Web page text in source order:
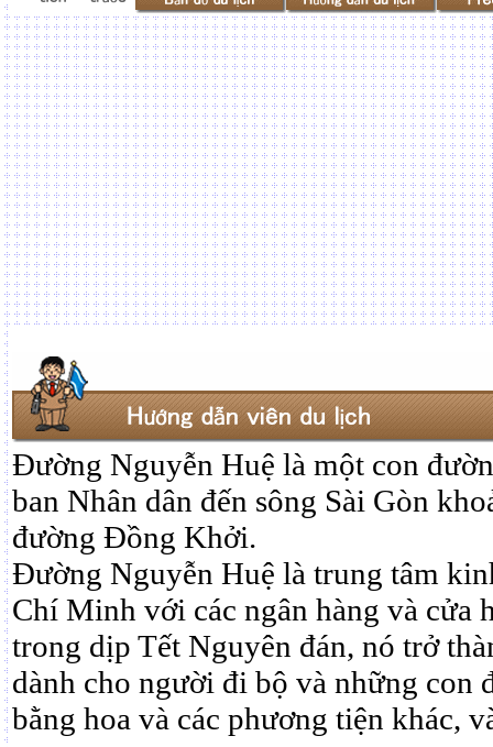
Đường Nguyễn Huệ là một con
ban Nhân dân đến sông Sài Gòn
đường Đồng Khởi.
Đường Nguyễn Huệ là trung tâm
Chí Minh với các ngân hàng và cửa
trong dịp Tết Nguyên đán, nó trở
dành cho người đi bộ và những con
bằng hoa và các phương tiện khác,